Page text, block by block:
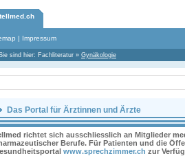
tellmed.ch
| Impressum
sind hier: Fachliteratur » Gynäkologie
Das Portal für Ärztinnen und Ärzte
richtet sich ausschliesslich an Mitglieder
Berufe. Für Patienten und die
www.sprechzimmer.ch zur